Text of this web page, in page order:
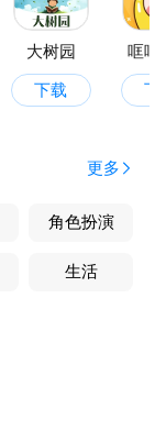
大树园
下载
哐
更多
角色扮演
生活